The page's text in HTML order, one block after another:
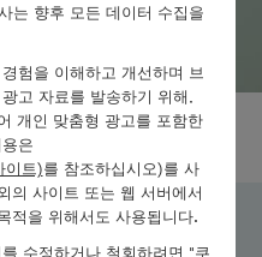
는 향후 모든 데이터 수집을
험을 이해하고 개선하며 브
고 자료를 발송하기 위해,
개인 맞춤형 광고를 포함한
은
이트)를 참조하십시오)를 사
의 사이트 또는 웹 서버에서
적을 위해서도 사용됩니다.
수정하거나 철회하려면 "쿠